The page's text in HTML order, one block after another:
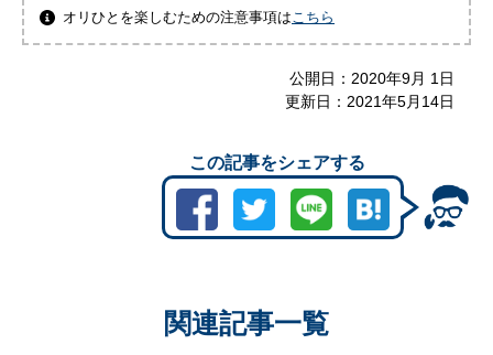
オリひとを楽しむための注意事項は こちら
公開日： 2020年9月 1日
更新日： 2021年5月14日
この記事をシェアする
関連記事一覧